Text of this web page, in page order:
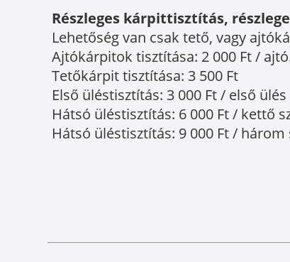
Részleges kárpittisztítás,
Lehetőség van csak tető, vagy
Ajtókárpitok tisztítása: 2 000 Ft /
Tetőkárpit tisztítása: 3 500 Ft
Első üléstisztítás: 3 000 Ft / első ülés
Hátsó üléstisztítás: 6 000 Ft / kettő
Hátsó üléstisztítás: 9 000 Ft /